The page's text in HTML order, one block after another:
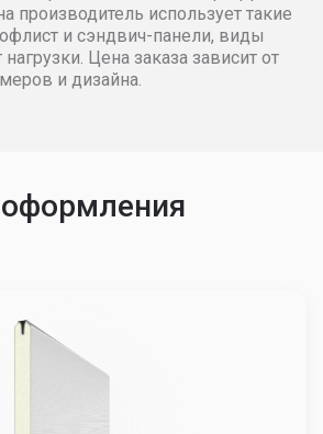
производитель использует такие
и сэндвич-панели, виды
Цена заказа зависит от
и дизайна.